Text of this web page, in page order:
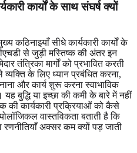
कार्यों के साथ संघर्ष क्यों
कठिनाइयाँ सीधे कार्यकारी कार्यों के
से जुड़ी मस्तिष्क की अंतर इन
तंत्रिका मार्गों को प्रभावित करती
के लिए ध्यान प्रबंधित करना,
और कार्य शुरू करना स्वाभाविक
बुद्धि या इच्छा की कमी के बारे में नहीं
की कार्यकारी प्रक्रियाओं को कैसे
वास्तविकता बताती है कि
रणनीतियाँ अक्सर कम क्यों पड़ जाती